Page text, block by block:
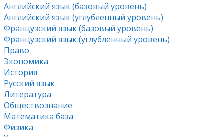
Английский язык (базовый уровень)
Английский язык (углубленный уровень)
Французский язык (базовый уровень)
Французский язык (углубленный уровень)
Право
Экономика
История
Русский язык
Литература
Обществознание
Математика база
Физика